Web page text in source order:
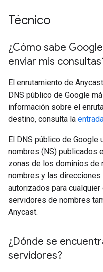
Técnico
¿Cómo sabe
enviar mis
El enrutamiento de
DNS público de Google
información sobre el
destino, consulta la
El DNS público de
nombres (NS) publicados
zonas de los dominios de
nombres y las
autorizados para
servidores de nombres
Anycast.
¿Dónde se
servidores?